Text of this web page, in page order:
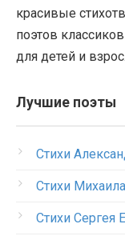
красивые
поэтов
для детей и
Лучшие поэты
Стихи
Стихи
Стихи Сергея